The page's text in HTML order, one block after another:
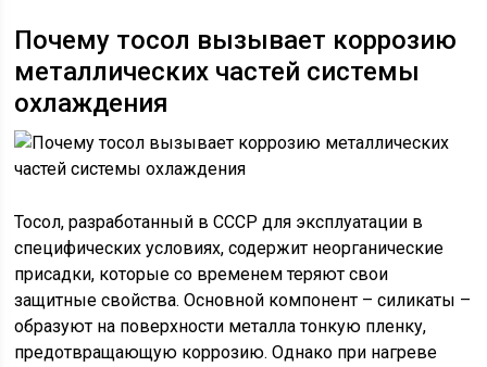
Почему тосол вызывает коррозию
металлических частей системы
охлаждения
Тосол, разработанный в СССР для эксплуатации в
специфических условиях, содержит неорганические
присадки, которые со временем теряют свои
защитные свойства. Основной компонент – силикаты –
образуют на поверхности металла тонкую пленку,
предотвращающую коррозию. Однако при нагреве